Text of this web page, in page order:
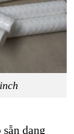
dạng